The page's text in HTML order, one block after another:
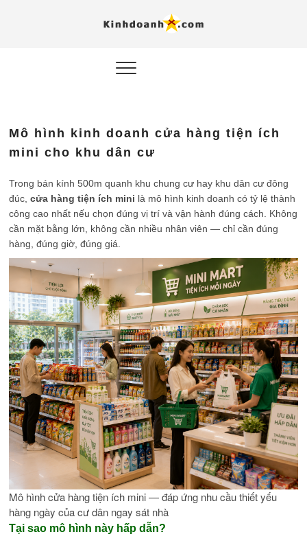
Mô hình kinh doanh cửa hàng tiện ích
mini cho khu dân cư
Trong bán kính 500m quanh khu chung cư hay khu dân cư đông
đúc,cửa hàng tiện ích mini là mô hình kinh doanh có tỷ lệ thành
công cao nhất nếu chọn đúng vị trí và vận hành đúng cách. Không
cần mặt bằng lớn, không cần nhiều nhân viên — chỉ cần đúng
hàng, đúng giờ, đúng giá.
Mô hình cửa hàng tiện ích mini — đáp ứng nhu cầu thiết yếu
hàng ngày của cư dân ngay sát nhà
Tại sao mô hình này hấp dẫn?